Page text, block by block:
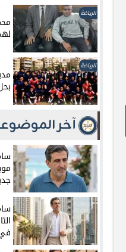
الرياضة
الرياضة
آخر